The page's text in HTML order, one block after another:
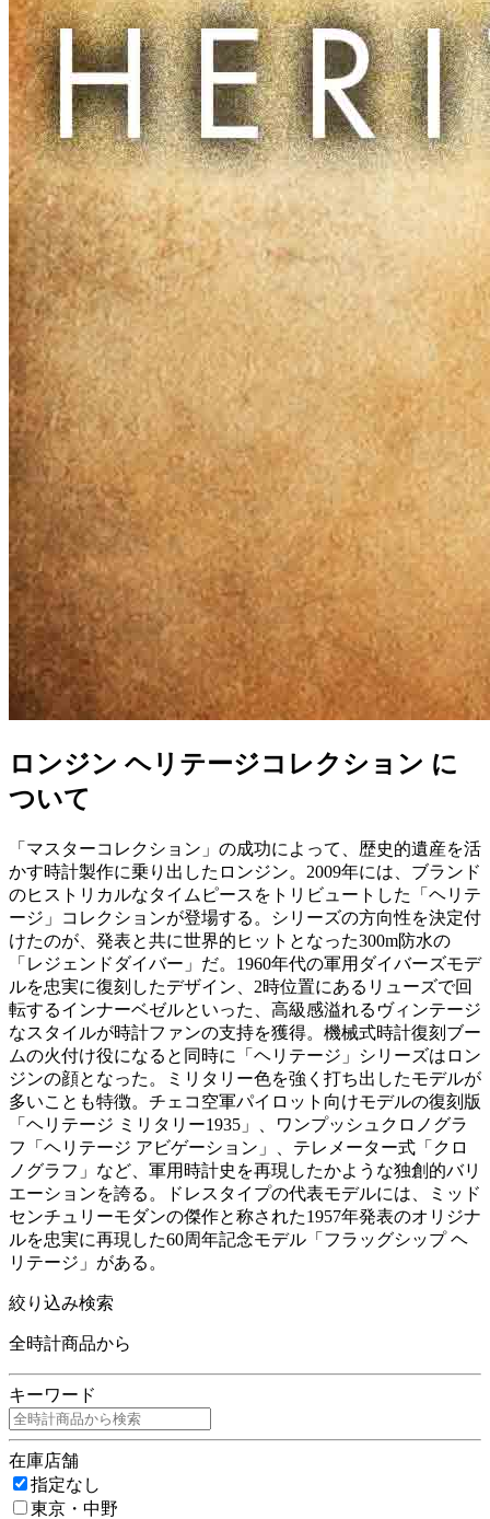
ロンジン ヘリテージコレクション に
ついて
「マスターコレクション」の成功によって、歴史的遺産を活
かす時計製作に乗り出したロンジン。2009年には、ブランド
のヒストリカルなタイムピースをトリビュートした「ヘリテ
ージ」コレクションが登場する。シリーズの方向性を決定付
けたのが、発表と共に世界的ヒットとなった300m防水の
「レジェンドダイバー」だ。1960年代の軍用ダイバーズモデ
ルを忠実に復刻したデザイン、2時位置にあるリューズで回
転するインナーベゼルといった、高級感溢れるヴィンテージ
なスタイルが時計ファンの支持を獲得。機械式時計復刻ブー
ムの火付け役になると同時に「ヘリテージ」シリーズはロン
ジンの顔となった。ミリタリー色を強く打ち出したモデルが
多いことも特徴。チェコ空軍パイロット向けモデルの復刻版
「ヘリテージ ミリタリー1935」、ワンプッシュクロノグラ
フ「ヘリテージ アビゲーション」、テレメーター式「クロ
ノグラフ」など、軍用時計史を再現したかような独創的バリ
エーションを誇る。ドレスタイプの代表モデルには、ミッド
センチュリーモダンの傑作と称された1957年発表のオリジナ
ルを忠実に再現した60周年記念モデル「フラッグシップ ヘ
リテージ」がある。
絞り込み検索
全時計商品から
キーワード
在庫店舗
指定なし
東京・中野